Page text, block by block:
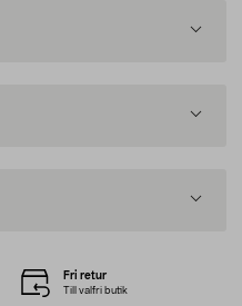
Fri retur
Till valfri butik